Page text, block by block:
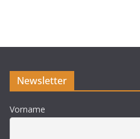
Newsletter
Vorname